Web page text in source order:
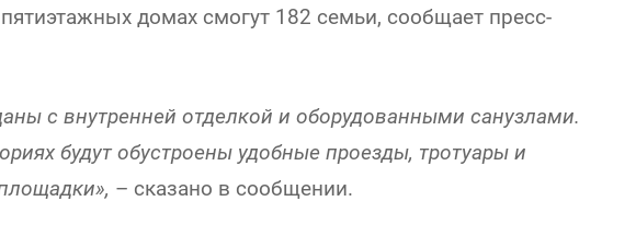
домах смогут 182 семьи, сообщает пресс-
с внутренней отделкой и оборудованными санузлами.
будут обустроены удобные проезды, тротуары и
– сказано в сообщении.